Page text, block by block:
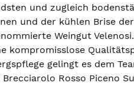
und zugleich
und der kühlen Brise
Weingut
kompromisslose
gelingt es dem
Rosso Piceno